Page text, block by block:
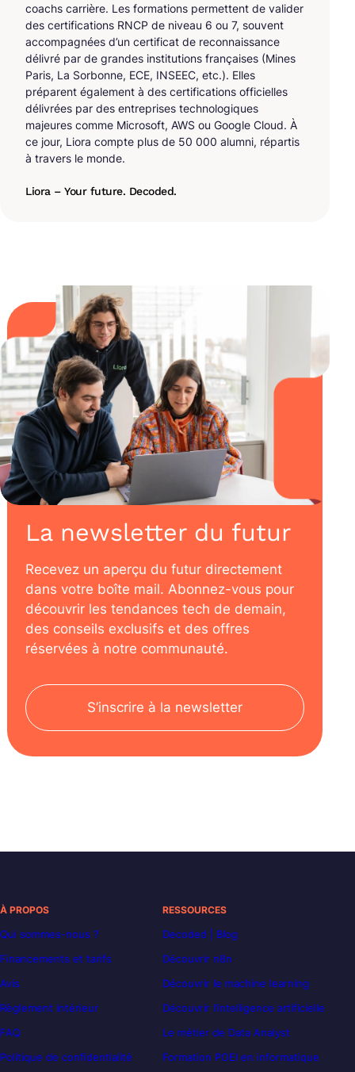
coachs carrière. Les formations permettent de valider
des certifications RNCP de niveau 6 ou 7, souvent
accompagnées d’un certificat de reconnaissance
délivré par de grandes institutions françaises (Mines
Paris, La Sorbonne, ECE, INSEEC, etc.). Elles
préparent également à des certifications officielles
délivrées par des entreprises technologiques
majeures comme Microsoft, AWS ou Google Cloud. À
ce jour, Liora compte plus de 50 000 alumni, répartis
à travers le monde.
Liora – Your future. Decoded.
La newsletter du futur
Recevez un aperçu du futur directement
dans votre boîte mail. Abonnez-vous pour
découvrir les tendances tech de demain,
des conseils exclusifs et des offres
réservées à notre communauté.
S’inscrire à la newsletter
À PROPOS
Qui sommes-nous ?
Financements et tarifs
Avis
Règlement intérieur
FAQ
Politique de confidentialité
RESSOURCES
Decoded | Blog
Découvrir n8n
Découvrir le machine learning
Découvrir l’intelligence artificielle
Le métier de Data Analyst
Formation POEI en informatique